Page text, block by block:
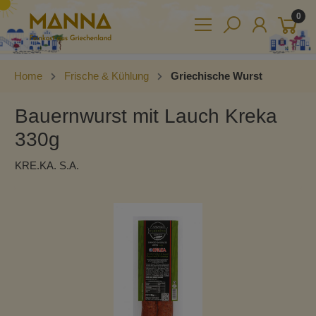
0
Home Frische & Kühlung Griechische Wurst
Bauernwurst mit Lauch Kreka
330g
KRE.KA. S.A.